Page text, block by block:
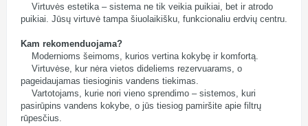
Virtuvės estetika – sistema ne tik veikia puikiai, bet ir atrodo
puikiai. Jūsų virtuvė tampa šiuolaikišku, funkcionaliu erdvių centru.
Kam rekomenduojama?
Modernioms šeimoms, kurios vertina kokybę ir komfortą.
Virtuvėse, kur nėra vietos dideliems rezervuarams, o
pageidaujamas tiesioginis vandens tiekimas.
Vartotojams, kurie nori vieno sprendimo – sistemos, kuri
pasirūpins vandens kokybe, o jūs tiesiog pamiršite apie filtrų
rūpesčius.